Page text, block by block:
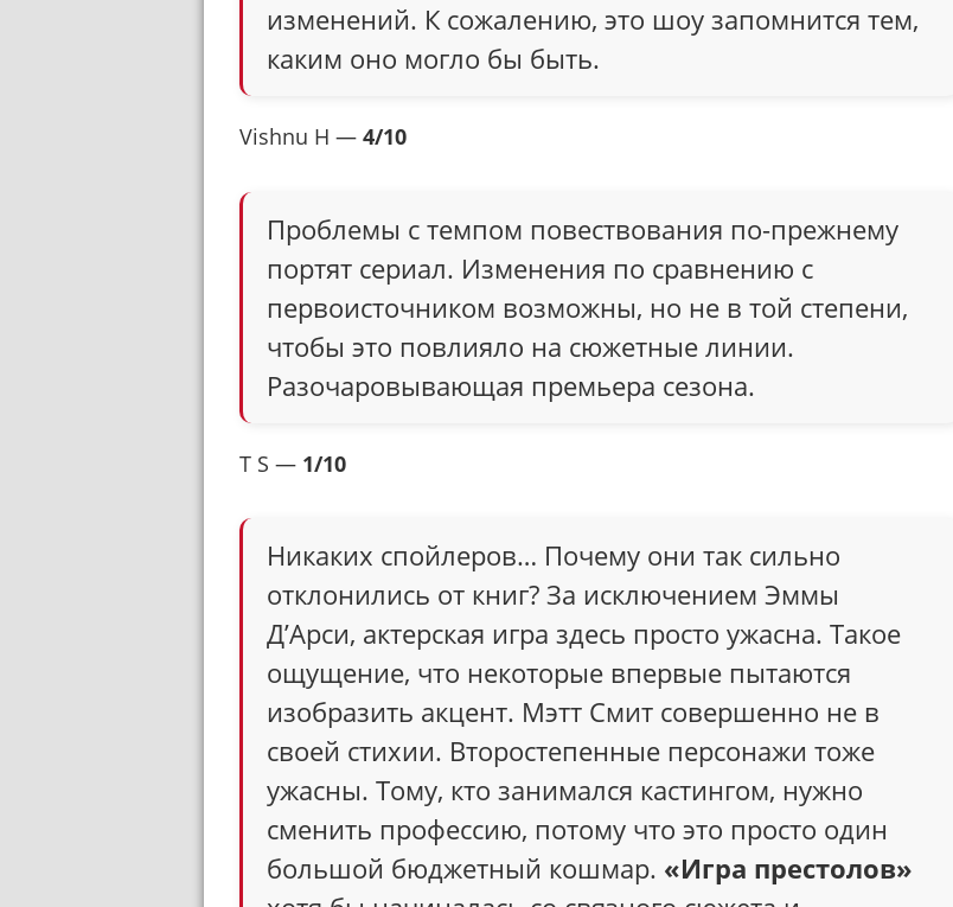
изменений. К сожалению, это шоу запомнится тем,
каким оно могло бы быть.
Vishnu H — 4/10
Проблемы с темпом повествования по-прежнему
портят сериал. Изменения по сравнению с
первоисточником возможны, но не в той степени,
чтобы это повлияло на сюжетные линии.
Разочаровывающая премьера сезона.
T S — 1/10
Никаких спойлеров… Почему они так сильно
отклонились от книг? За исключением Эммы
Д’Арси, актерская игра здесь просто ужасна. Такое
ощущение, что некоторые впервые пытаются
изобразить акцент. Мэтт Смит совершенно не в
своей стихии. Второстепенные персонажи тоже
ужасны. Тому, кто занимался кастингом, нужно
сменить профессию, потому что это просто один
большой бюджетный кошмар. «Игра престолов»